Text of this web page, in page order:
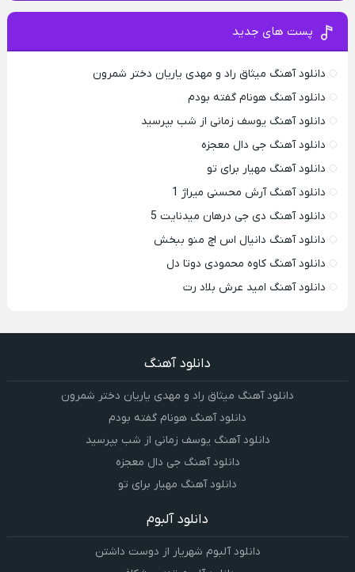
پست های جدید
دانلود آهنگ میثاق راد و مهدی یاریان دختر شمرون
دانلود آهنگ هونام گفته بودم
دانلود آهنگ یوسف زمانی از شب بپرسید
دانلود آهنگ جی دال معجزه
دانلود آهنگ مهیار برای تو
دانلود آهنگ آرش محسنی میراژ 1
دانلود آهنگ دی جی درهان میدنایت 5
دانلود آهنگ دانیال اس اچ منو ببخش
دانلود آهنگ کاوه محمودی دوتا دل
دانلود آهنگ امید عرش بلاد رت
دانلود آهنگ
دانلود آهنگ میثاق راد و مهدی یاریان دختر شمرون
دانلود آهنگ هونام گفته بودم
دانلود آهنگ یوسف زمانی از شب بپرسید
دانلود آهنگ جی دال معجزه
دانلود آهنگ مهیار برای تو
دانلود آلبوم
دانلود آلبوم شهریار از دوست داشتن